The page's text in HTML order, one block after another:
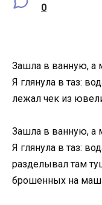
0
Зашла в ванную, а
Я глянула в таз:
лежал чек из
Зашла в ванную, а
Я глянула в таз:
разделывал там
брошенных на